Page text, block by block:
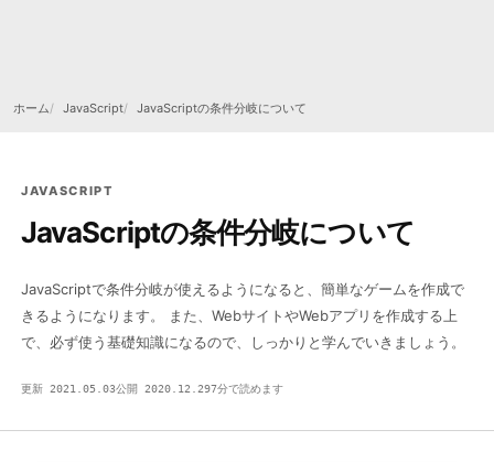
ホーム JavaScript JavaScriptの条件分岐について
JAVASCRIPT
JavaScriptの条件分岐について
JavaScriptで条件分岐が使えるようになると、簡単なゲームを作成で
きるようになります。 また、WebサイトやWebアプリを作成する上
で、必ず使う基礎知識になるので、しっかりと学んでいきましょう。
更新 2021.05.03公開 2020.12.297分で読めます
JS